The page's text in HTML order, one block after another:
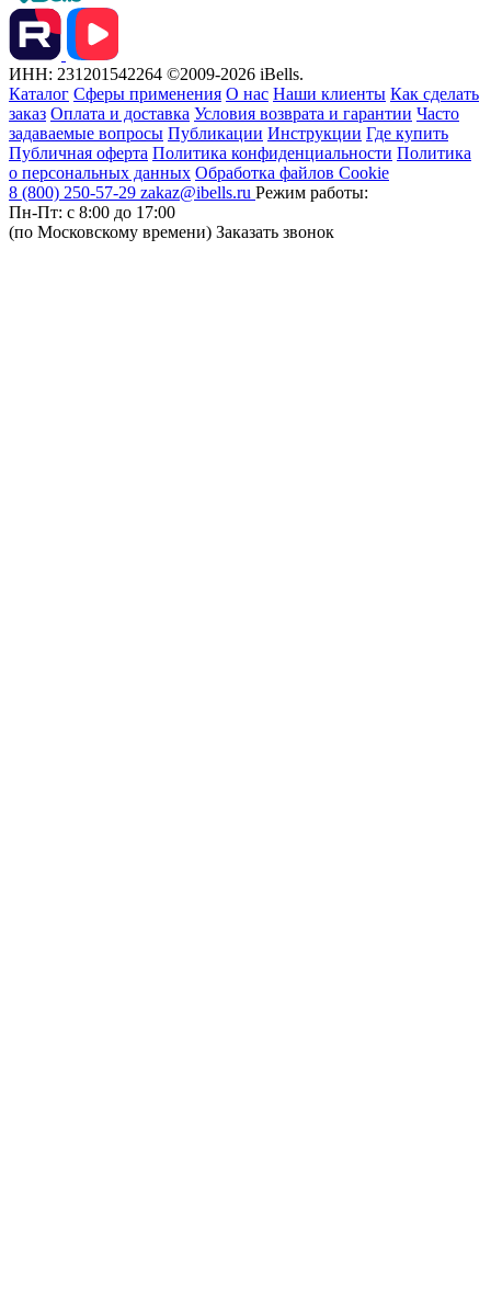
ИНН: 231201542264 ©2009-2026 iBells.
Каталог Сферы применения О нас Наши клиенты Как сделать
заказ Оплата и доставка Условия возврата и гарантии Часто
задаваемые вопросы Публикации Инструкции Где купить
Публичная оферта Политика конфиденциальности Политика
о персональных данных Обработка файлов Cookie
8 (800) 250-57-29 zakaz@ibells.ru Режим работы:
Пн-Пт: с 8:00 до 17:00
(по Московскому времени) Заказать звонок